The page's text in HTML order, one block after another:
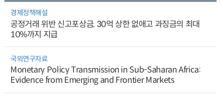
경제정책해설
공정거래 위반 신고포상금, 30억 상한 없애고 과징금의 최대
10%까지 지급
국외연구자료
Monetary Policy Transmission in Sub-Saharan Africa:
Evidence from Emerging and Frontier Markets